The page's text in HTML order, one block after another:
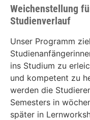
Weichenstellung
Studienverlauf
Unser Programm
ins Studium zu
und kompetent zu
werden die
Semesters in
später in